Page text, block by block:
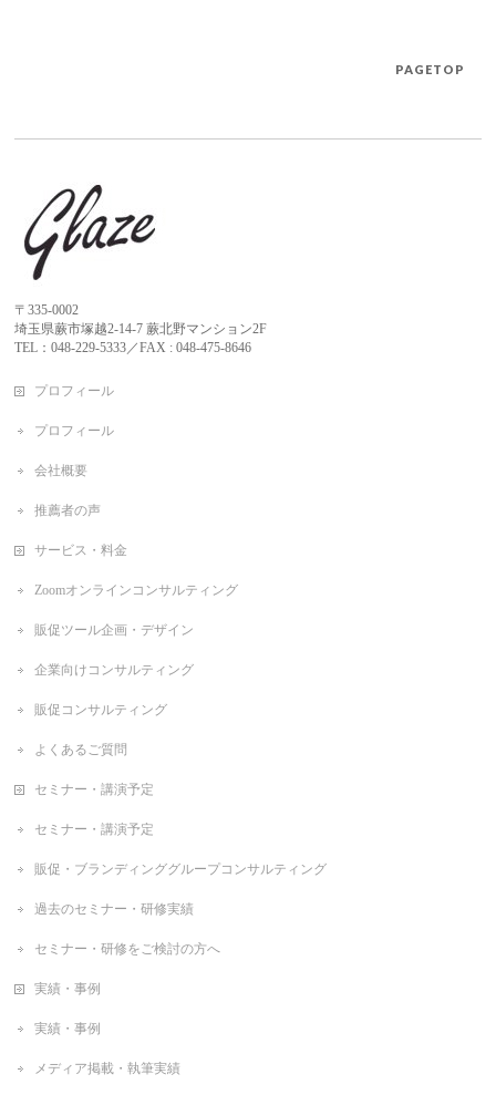
PAGETOP
〒335-0002
埼玉県蕨市塚越2-14-7 蕨北野マンション2F
TEL：048-229-5333／FAX : 048-475-8646
プロフィール
プロフィール
会社概要
推薦者の声
サービス・料金
Zoomオンラインコンサルティング
販促ツール企画・デザイン
企業向けコンサルティング
販促コンサルティング
よくあるご質問
セミナー・講演予定
セミナー・講演予定
販促・ブランディンググループコンサルティング
過去のセミナー・研修実績
セミナー・研修をご検討の方へ
実績・事例
実績・事例
メディア掲載・執筆実績